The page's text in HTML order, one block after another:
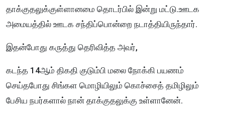
தாக்குதலுக்குள்ளானமை தொடர்பில் இன்று மட்டு.ஊடக
அமையத்தில் ஊடக சந்திப்பொன்றை நடாத்தியிருந்தார்.
இதன்போது கருத்து தெரிவித்த அவர்,
கடந்த 14ஆம் திகதி குடும்பி மலை நோக்கி பயணம்
செய்தபோது சிங்கள மொழியிலும் கொச்சைத் தமிழிலும்
பேசிய நபர்களால் நான் தாக்குதலுக்கு உள்ளானேன்.